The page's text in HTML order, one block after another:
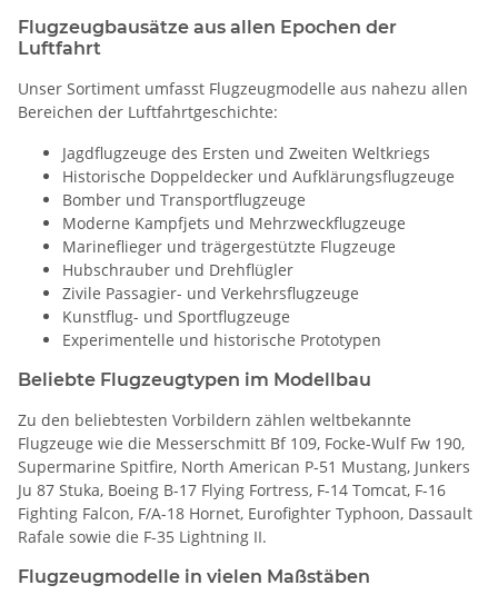
Flugzeugbausätze aus allen Epochen der
Luftfahrt
Unser Sortiment umfasst Flugzeugmodelle aus nahezu allen
Bereichen der Luftfahrtgeschichte:
Jagdflugzeuge des Ersten und Zweiten Weltkriegs
Historische Doppeldecker und Aufklärungsflugzeuge
Bomber und Transportflugzeuge
Moderne Kampfjets und Mehrzweckflugzeuge
Marineflieger und trägergestützte Flugzeuge
Hubschrauber und Drehflügler
Zivile Passagier- und Verkehrsflugzeuge
Kunstflug- und Sportflugzeuge
Experimentelle und historische Prototypen
Beliebte Flugzeugtypen im Modellbau
Zu den beliebtesten Vorbildern zählen weltbekannte
Flugzeuge wie die Messerschmitt Bf 109, Focke-Wulf Fw 190,
Supermarine Spitfire, North American P-51 Mustang, Junkers
Ju 87 Stuka, Boeing B-17 Flying Fortress, F-14 Tomcat, F-16
Fighting Falcon, F/A-18 Hornet, Eurofighter Typhoon, Dassault
Rafale sowie die F-35 Lightning II.
Flugzeugmodelle in vielen Maßstäben